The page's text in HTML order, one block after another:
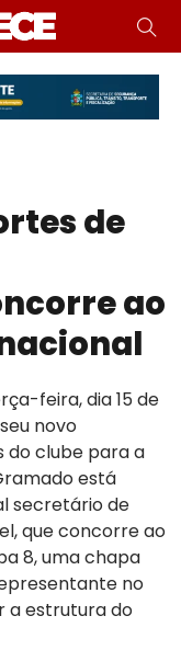
de
ao
feira, dia 15 de
novo
do clube para a
está
secretário de
que concorre ao
8, uma chapa
no
a estrutura do